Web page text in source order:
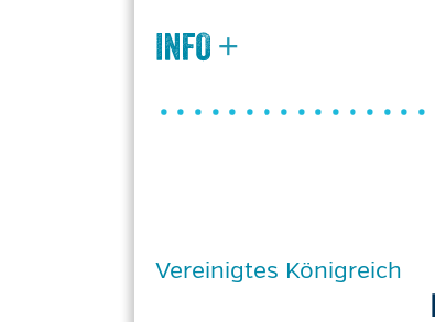
Vereinigtes Königreich